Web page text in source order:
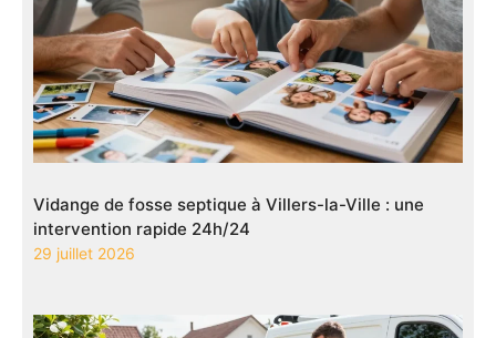
Vidange de fosse septique à Villers-la-Ville : une
intervention rapide 24h/24
29 juillet 2026